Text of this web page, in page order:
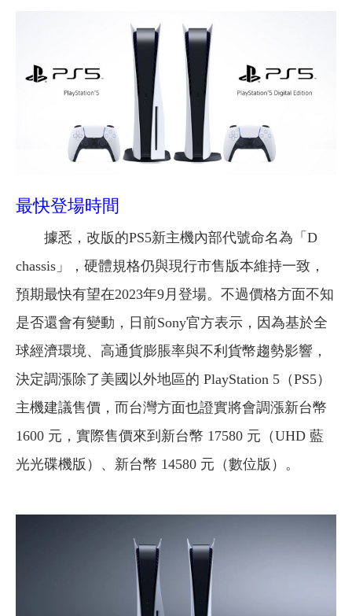
最快登場時間
據悉，改版的PS5新主機內部代號命名為「D
chassis」，硬體規格仍與現行市售版本維持一致，
預期最快有望在2023年9月登場。不過價格方面不知
是否還會有變動，日前Sony官方表示，因為基於全
球經濟環境、高通貨膨脹率與不利貨幣趨勢影響，
決定調漲除了美國以外地區的 PlayStation 5（PS5）
主機建議售價，而台灣方面也證實將會調漲新台幣
1600 元，實際售價來到新台幣 17580 元（UHD 藍
光光碟機版）、新台幣 14580 元（數位版）。